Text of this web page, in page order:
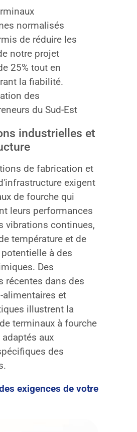
normalisés
de réduire les
notre projet
25% tout en
la fiabilité.
des
du Sud-Est
industrielles et
de fabrication et
exigent
de fourche qui
leurs performances
vibrations continues,
température et de
à des
Des
récentes dans des
alimentaires et
illustrent la
terminaux à fourche
aux
des
exigences de votre